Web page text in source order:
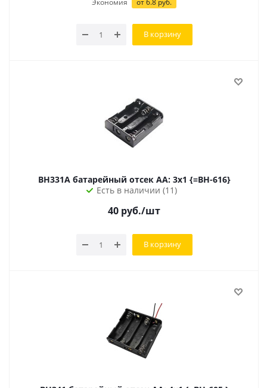
Экономия от 6.8 руб.
В корзину
BH331A батарейный отсек AA: 3х1 {=BH-616}
Есть в наличии (11)
40 руб./шт
В корзину